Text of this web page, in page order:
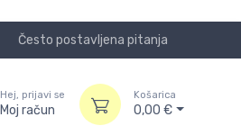
Često postavljena pitanja
Hej, prijavi se
Moj račun
Košarica
0,00 €